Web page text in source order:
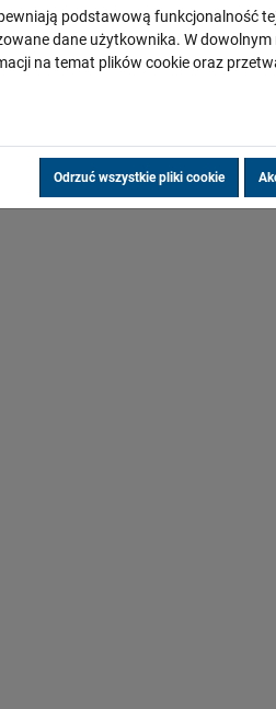
podstawową funkcjonalność
dane użytkownika. W dowolnym
na temat plików cookie oraz
Odrzuć wszystkie pliki cookie